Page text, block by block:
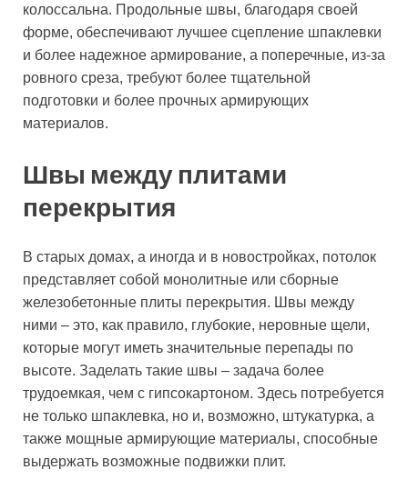
колоссальна. Продольные швы, благодаря своей
форме, обеспечивают лучшее сцепление шпаклевки
и более надежное армирование, а поперечные, из-за
ровного среза, требуют более тщательной
подготовки и более прочных армирующих
материалов.
Швы между плитами
перекрытия
В старых домах, а иногда и в новостройках, потолок
представляет собой монолитные или сборные
железобетонные плиты перекрытия. Швы между
ними – это, как правило, глубокие, неровные щели,
которые могут иметь значительные перепады по
высоте. Заделать такие швы – задача более
трудоемкая, чем с гипсокартоном. Здесь потребуется
не только шпаклевка, но и, возможно, штукатурка, а
также мощные армирующие материалы, способные
выдержать возможные подвижки плит.